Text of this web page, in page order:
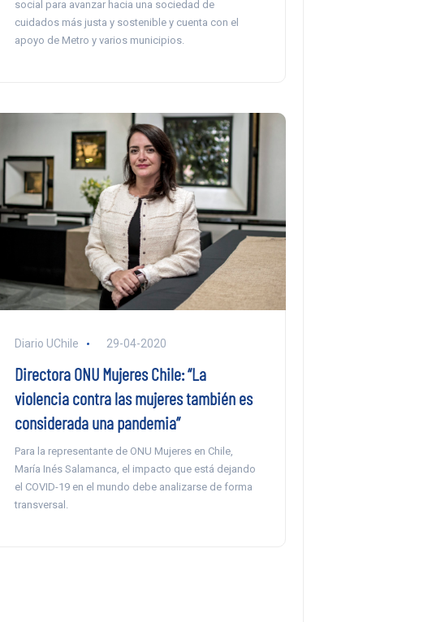
social para avanzar hacia una sociedad de
cuidados más justa y sostenible y cuenta con el
apoyo de Metro y varios municipios.
Diario UChile 29-04-2020
Directora ONU Mujeres Chile: “La
violencia contra las mujeres también es
considerada una pandemia”
Para la representante de ONU Mujeres en Chile,
María Inés Salamanca, el impacto que está dejando
el COVID-19 en el mundo debe analizarse de forma
transversal.